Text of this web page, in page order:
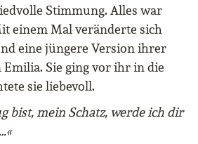
Stimmung. Alles war
einem Mal veränderte sich
eine jüngere Version ihrer
Emilia. Sie ging vor ihr in die
sie liebevoll.
bist, mein Schatz, werde ich dir